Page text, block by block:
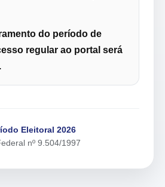
do período de
regular ao portal será
Eleitoral 2026
nº 9.504/1997